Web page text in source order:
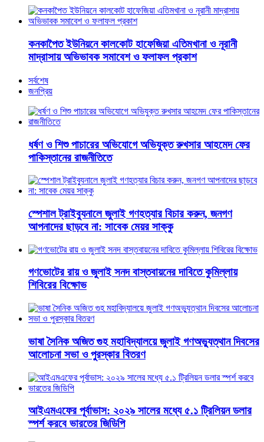
কনকাপৈত ইউনিয়নে কালকোট হাফেজিয়া এতিমখানা ও নূরানী
মাদ্রাসায় অভিভাবক সমাবেশ ও ফলাফল প্রকাশ
সর্বশেষ
জনপ্রিয়
ধর্ষণ ও শিশু পাচারের অভিযোগে অভিযুক্ত রুখসার আহমেদ ফের
পাকিস্তানের রাজনীতিতে
স্পেশাল ট্রাইব্যুনালে জুলাই গণহত্যার বিচার করুন, জনগণ
আপনাদের ছাড়বে না: সাবেক মেয়র সাক্কু
গণভোটের রায় ও জুলাই সনদ বাস্তবায়নের দাবিতে কুমিল্লায়
শিবিরের বিক্ষোভ
ভাষা সৈনিক অজিত গুহ মহাবিদ্যালয়ে জুলাই গণঅভ্যুত্থান দিবসের
আলোচনা সভা ও পুরস্কার বিতরণ
​আইএমএফের পূর্বাভাস: ২০২৯ সালের মধ্যে ৫.১ ট্রিলিয়ন ডলার
স্পর্শ করবে ভারতের জিডিপি